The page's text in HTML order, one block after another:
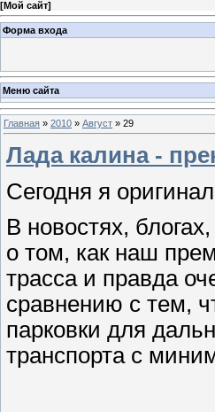
[Мой сайт]
Форма входа
Меню сайта
Главная » 2010 » Август » 29
Лада калина -
Сегодня я
В новостях,
о том, как наш
трасса и правда
сравнению с тем,
парковки для
транспорта с